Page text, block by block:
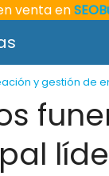
venta en
y gestión de